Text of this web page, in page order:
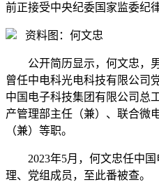
前正接受中央纪委国家监委纪
资料图：何文忠
公开简历显示，何文忠，男
曾任中电科光电科技有限公司
中国电子科技集团有限公司总
产管理部主任（兼）、联合微
（兼）等职。
2023年5月，何文忠任中国
理、党组成员，至此番被查。